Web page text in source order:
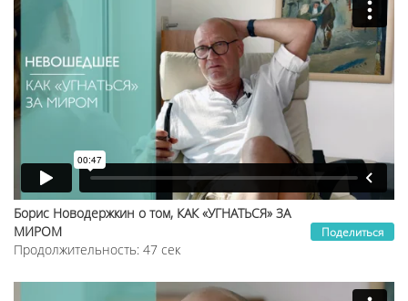
Поделиться
Борис Новодержкин о том, КАК «УГНАТЬСЯ» ЗА
МИРОМ
Продолжительность: 47 сек